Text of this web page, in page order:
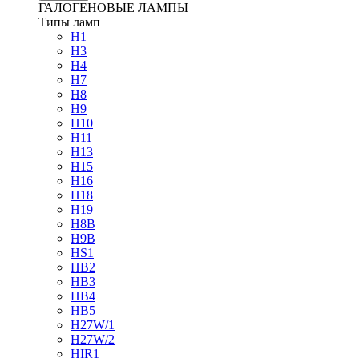
ГАЛОГЕНОВЫЕ ЛАМПЫ
Типы ламп
H1
H3
H4
H7
H8
H9
H10
H11
H13
H15
H16
H18
H19
H8B
H9B
HS1
HB2
HB3
HB4
HB5
H27W/1
H27W/2
HIR1